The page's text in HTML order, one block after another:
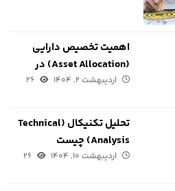
اهمیت تخصیص دارایی
(Asset Allocation) در
ساخت پورتفولیو
اردیبهشت ۲, ۱۴۰۴ ۲۶
تحلیل تکنیکال (Technical
Analysis) چیست
اردیبهشت ۱۰, ۱۴۰۴ ۲۶